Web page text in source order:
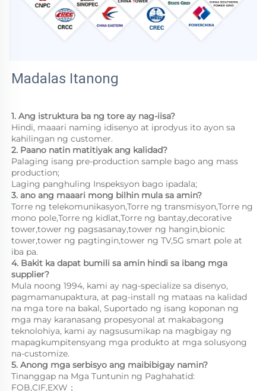
Madalas Itanong
1. Ang istruktura ba ng tore ay nag-iisa?
Hindi, maaari naming idisenyo at iprodyus ito ayon sa
kahilingan ng customer.
2. Paano natin matitiyak ang kalidad?
Palaging isang pre-production sample bago ang mass
production;
Laging panghuling Inspeksyon bago ipadala;
3. ano ang maaari mong bilhin mula sa amin?
Torre ng telekomunikasyon,Torre ng transmisyon,Torre ng
mono pole,Torre ng kidlat,Torre ng bantay,decorative
tower,tower ng pagsasanay,tower ng hangin,bionic
tower,tower ng pagtingin,tower ng TV,5G smart pole at
iba pa.
4. Bakit ka dapat bumili sa amin hindi sa ibang mga
supplier?
Mula noong 1994, kami ay nag-specialize sa disenyo,
pagmamanupaktura, at pag-install ng mataas na kalidad
na mga tore na bakal, Suportado ng isang koponan ng
mga may karanasang propesyonal at makabagong
teknolohiya, kami ay nagsusumikap na magbigay ng
mapagkumpitensyang mga produkto at mga solusyong
na-customize.
5. Anong mga serbisyo ang maibibigay namin?
Tinanggap na Mga Tuntunin ng Paghahatid:
FOB,CIF,EXW；